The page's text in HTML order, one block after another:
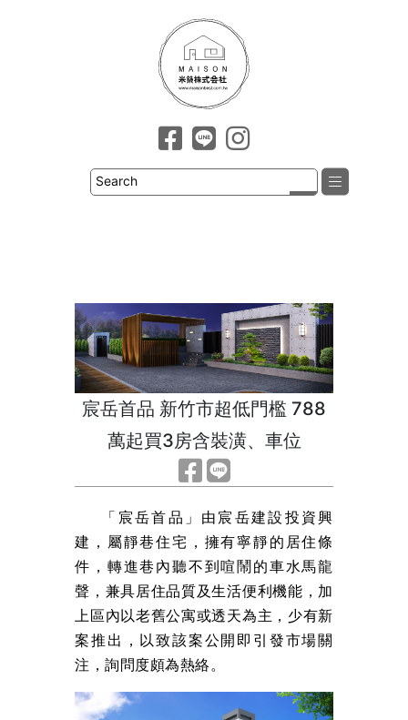
宸岳首品 新竹市超低門檻 788
萬起買3房含裝潢、車位
「宸岳首品」由宸岳建設投資興
建，屬靜巷住宅，擁有寧靜的居住條
件，轉進巷內聽不到喧鬧的車水馬龍
聲，兼具居住品質及生活便利機能，加
上區內以老舊公寓或透天為主，少有新
案推出，以致該案公開即引發市場關
注，詢問度頗為熱絡。